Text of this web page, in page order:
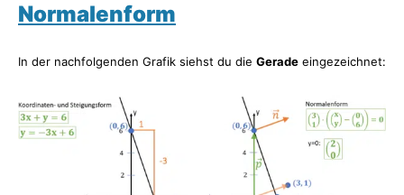
Normalenform
In der nachfolgenden Grafik siehst du die Gerade eingezeichnet: